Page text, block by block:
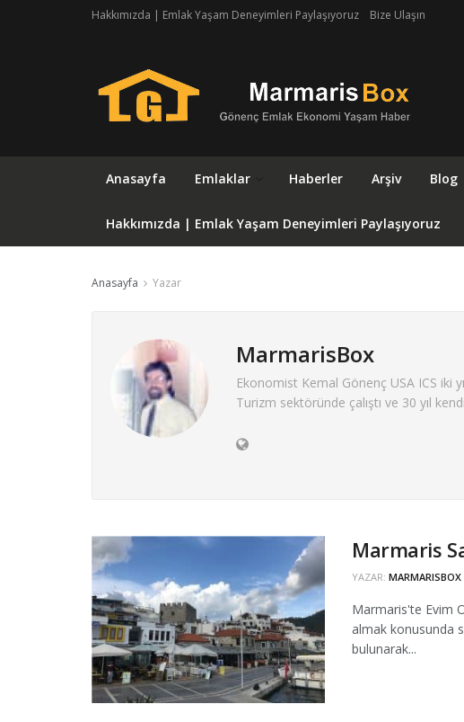
Hakkımızda | Emlak Yaşam Deneyimleri Paylaşıyoruz Bize Ulaşın
Anasayfa Emlaklar Haberler Arşiv Blog
Hakkımızda | Emlak Yaşam Deneyimleri Paylaşıyoruz
Anasayfa Yazar
MarmarisBox
Ekonomist Kemal Gönenç USA ICS iki
Turizm sektöründe çalıştı ve 30 yıl
Marmaris
YAZAR: MARMARISBOX
Marmaris'te Evim
almak konusunda
bulunarak...